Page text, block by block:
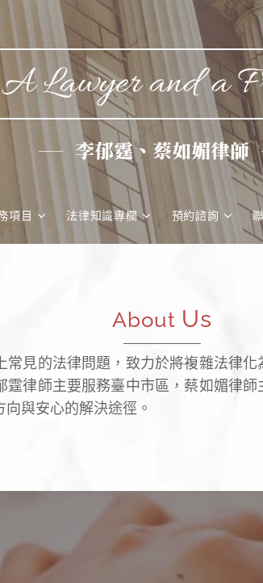
A Lawyer and a
李郁霆、蔡如媚律師
項目 法律知識專欄 預約諮詢
About Us
見的法律問題，致力於將複雜法律
律師主要服務臺中市區，蔡如媚律
與安心的解決途徑。